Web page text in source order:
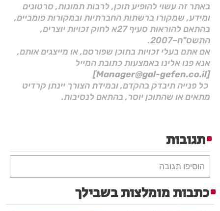
באתר זה עשוי להופיע תוכן, לרבות תמונות, סרטונים
ומידע, שמקורו ברשתות החברתיות ובמקורות פומביים,
בהתאם להוראות סעיף 27א לחוק זכויות יוצרים,
התשס"ח–2007.
אם אתם בעלי זכויות בתוכן שפורסם, או מייצגים אותם,
אנא פנו אלינו באמצעות כתובת המייל
[Manager@gal-gefen.co.il]
כל פנייה תיבדק בהקדם, ובמידת הצורך יינתן קרדיט
מתאים או שהתוכן יוסר, בהתאם לנסיבות.
תגובות
הוסיפו תגובה
כתבות מומלצות בשבילך